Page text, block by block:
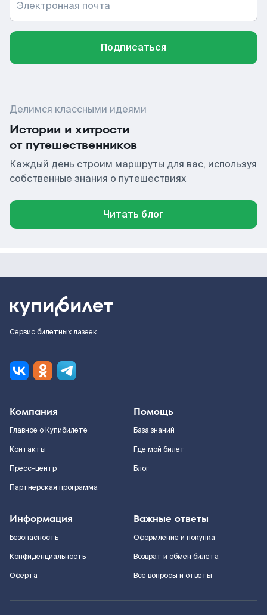
Электронная почта
Подписаться
Делимся классными идеями
Истории и хитрости
от путешественников
Каждый день строим маршруты для вас, используя
собственные знания о путешествиях
Читать блог
Сервис билетных лазеек
Компания
Главное о Купибилете
Контакты
Пресс-центр
Партнерская программа
Помощь
База знаний
Где мой билет
Блог
Информация
Безопасность
Конфиденциальность
Оферта
Важные ответы
Оформление и покупка
Возврат и обмен билета
Все вопросы и ответы